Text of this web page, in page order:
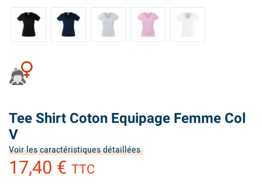
Tee Shirt Coton Equipage Femme Col
V
Voir les caractéristiques détaillées
17,40 € TTC